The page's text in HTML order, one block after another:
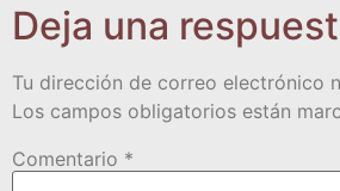
Deja una
Tu dirección de correo electrónico
Los campos obligatorios están
Comentario *